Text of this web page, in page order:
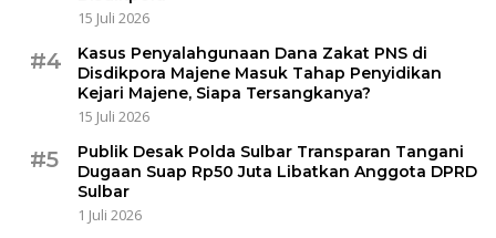
15 Juli 2026
#4
Kasus Penyalahgunaan Dana Zakat PNS di
Disdikpora Majene Masuk Tahap Penyidikan
Kejari Majene, Siapa Tersangkanya?
15 Juli 2026
#5
Publik Desak Polda Sulbar Transparan Tangani
Dugaan Suap Rp50 Juta Libatkan Anggota DPRD
Sulbar
1 Juli 2026